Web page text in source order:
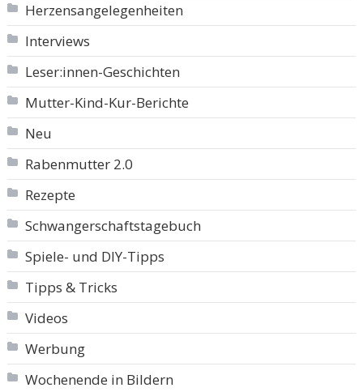
Herzensangelegenheiten
Interviews
Leser:innen-Geschichten
Mutter-Kind-Kur-Berichte
Neu
Rabenmutter 2.0
Rezepte
Schwangerschaftstagebuch
Spiele- und DIY-Tipps
Tipps & Tricks
Videos
Werbung
Wochenende in Bildern